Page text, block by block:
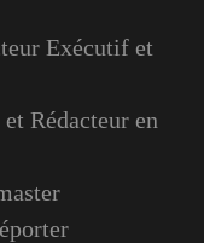
Exécutif et
Rédacteur en